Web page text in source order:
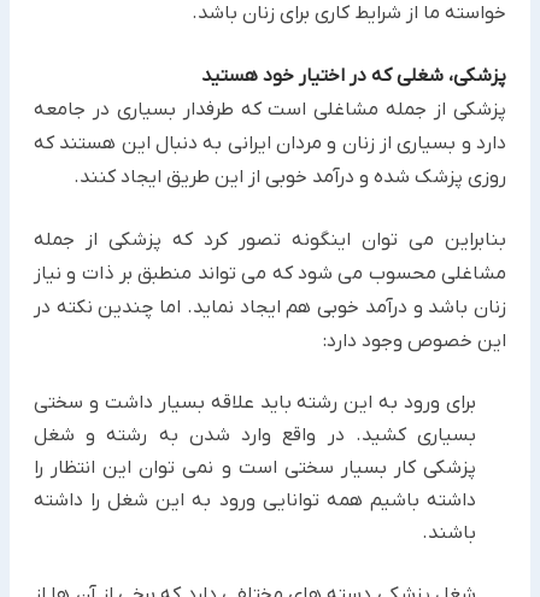
خواسته ما از شرایط کاری برای زنان باشد.
پزشکی، شغلی که در اختیار خود هستید
پزشکی از جمله مشاغلی است که طرفدار بسیاری در جامعه
دارد و بسیاری از زنان و مردان ایرانی به دنبال این هستند که
روزی پزشک شده و درآمد خوبی از این طریق ایجاد کنند.
بنابراین می توان اینگونه تصور کرد که پزشکی از جمله
مشاغلی محسوب می شود که می تواند منطبق بر ذات و نیاز
زنان باشد و درآمد خوبی هم ایجاد نماید. اما چندین نکته در
این خصوص وجود دارد:
برای ورود به این رشته باید علاقه بسیار داشت و سختی
بسیاری کشید. در واقع وارد شدن به رشته و شغل
پزشکی کار بسیار سختی است و نمی توان این انتظار را
داشته باشیم همه توانایی ورود به این شغل را داشته
باشند.